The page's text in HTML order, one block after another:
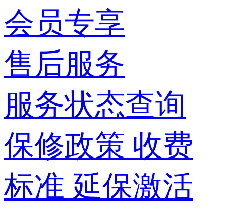
会员专享
售后服务
服务状态查询
保修政策 收费
标准 延保激活